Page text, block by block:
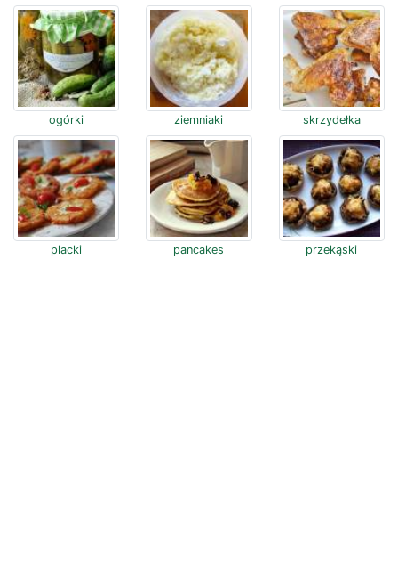
ogórki ziemniaki skrzydełka
placki pancakes przekąski